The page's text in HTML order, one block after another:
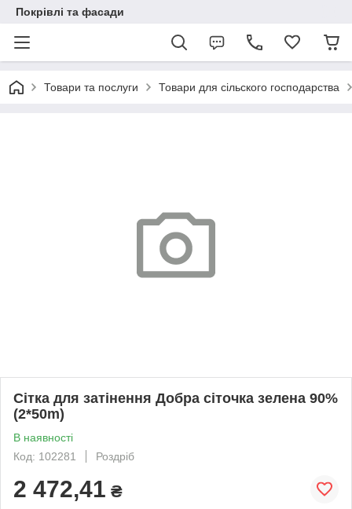
Покрівлі та фасади
Товари та послуги Товари для сільского господарства
Cітка для затінення Добра сіточка зелена 90%
(2*50m)
В наявності
Код: 102281
Роздріб
2 472,41 ₴